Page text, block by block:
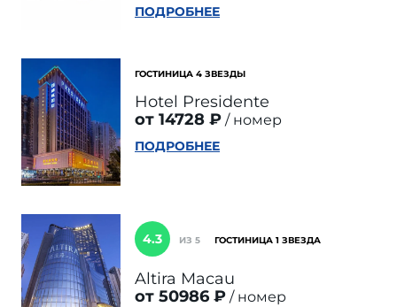
ПОДРОБНЕЕ
ГОСТИНИЦА 4 ЗВЕЗДЫ
Hotel Presidente
от 14728 ₽
номер
ПОДРОБНЕЕ
4.3 ИЗ 5 ГОСТИНИЦА 1 ЗВЕЗДА
Altira Macau
от 50986 ₽
номер